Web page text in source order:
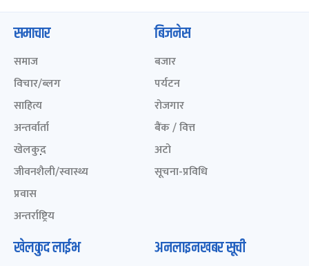
समाचार
समाज
विचार/ब्लग
साहित्य
अन्तर्वार्ता
खेलकुद़़
जीवनशैली/स्वास्थ्य
प्रवास
अन्तर्राष्ट्रिय
बिजनेस
बजार
पर्यटन
रोजगार
बैंक / वित्त
अटो
सूचना-प्रविधि
खेलकुद लाईभ अनलाइनखबर सूची